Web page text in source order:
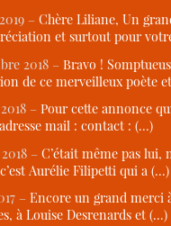
– Chère Liliane, Un
et surtout pour
2018 – Bravo !
de ce merveilleux poète
– Pour cette annonce
mail : contact : (…)
– C’était même pas lui,
Aurélie Filipetti qui a (…)
– Encore un grand merci
à Louise Desrenards et (…)